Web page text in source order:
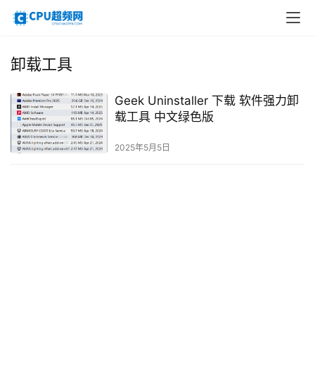
卸载工具
Geek Uninstaller 下载 软件强力卸
载工具 中文绿色版
2025年5月5日